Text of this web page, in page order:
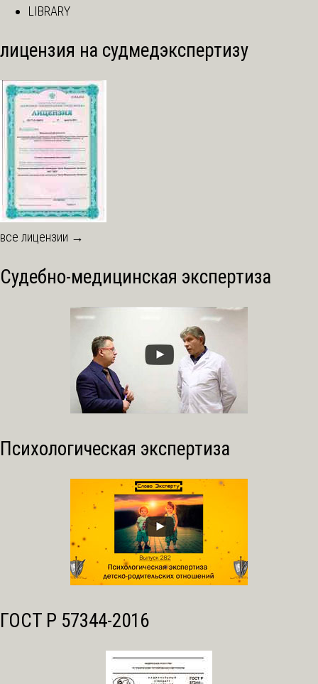
LIBRARY
лицензия на судмедэкспертизу
все лицензии →
Судебно-медицинская экспертиза
Психологическая экспертиза
ГОСТ Р 57344-2016